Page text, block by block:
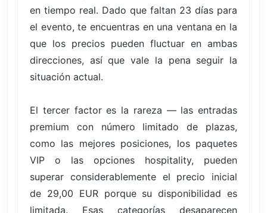
en tiempo real. Dado que faltan 23 días para
el evento, te encuentras en una ventana en la
que los precios pueden fluctuar en ambas
direcciones, así que vale la pena seguir la
situación actual.
El tercer factor es la rareza — las entradas
premium con número limitado de plazas,
como las mejores posiciones, los paquetes
VIP o las opciones hospitality, pueden
superar considerablemente el precio inicial
de 29,00 EUR porque su disponibilidad es
limitada. Esas categorías desaparecen